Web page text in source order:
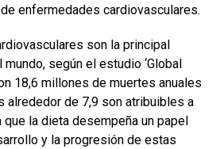
enfermedades cardiovasculares.
son la principal
según el estudio ‘Global
18,6 millones de muertes anuales
alrededor de 7,9 son atribuibles a
la dieta desempeña un papel
y la progresión de estas